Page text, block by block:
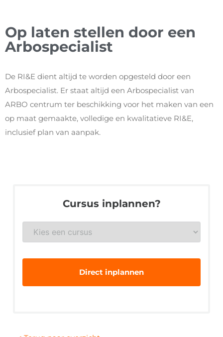
Op laten stellen door een
Arbospecialist
De RI&E dient altijd te worden opgesteld door een
Arbospecialist. Er staat altijd een Arbospecialist van
ARBO centrum ter beschikking voor het maken van een
op maat gemaakte, volledige en kwalitatieve RI&E,
inclusief plan van aanpak.
Cursus inplannen?
veiligheidsopleiding